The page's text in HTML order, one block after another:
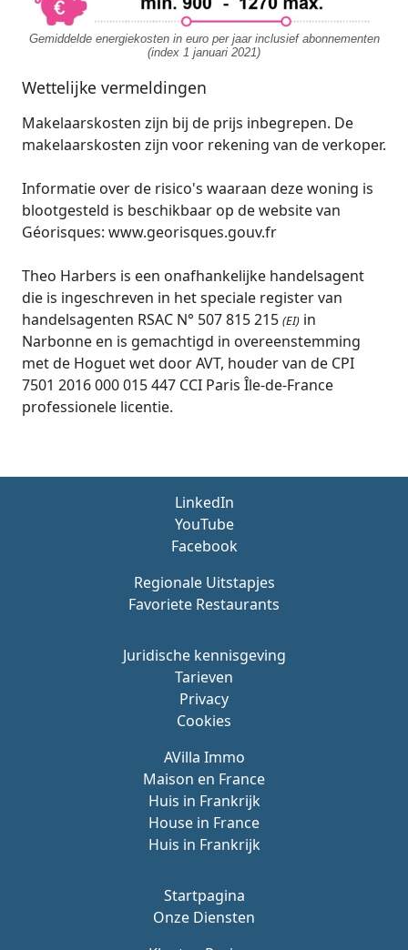
Gemiddelde energiekosten in euro per jaar inclusief abonnementen
(index 1 januari 2021)
Wettelijke vermeldingen
Makelaarskosten zijn bij de prijs inbegrepen. De
makelaarskosten zijn voor rekening van de verkoper.
Informatie over de risico's waaraan deze woning is
blootgesteld is beschikbaar op de website van
Géorisques: www.georisques.gouv.fr
Theo Harbers is een onafhankelijke handelsagent
die is ingeschreven in het speciale register van
handelsagenten RSAC N° 507 815 215 (EI) in
Narbonne en is gemachtigd in overeenstemming
met de Hoguet wet door AVT, houder van de CPI
7501 2016 000 015 447 CCI Paris Île-de-France
professionele licentie.
Juridische kennisgeving
Tarieven
Privacy
Cookies
AVilla Immo
Maison en France
Huis in Frankrijk
House in France
Huis in Frankrijk
Startpagina
Onze Diensten
LinkedIn
YouTube
Facebook
Regionale Uitstapjes
Favoriete Restaurants